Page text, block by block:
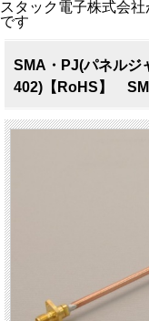
スタック電子株式会
です
SMA・PJ(パネルジ
402)【RoHS】